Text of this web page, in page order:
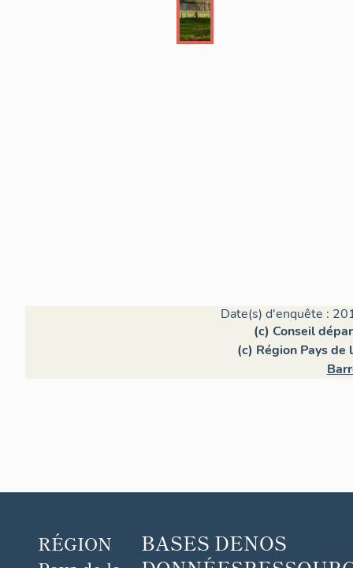
Date(s) d'enquête :
(c) Conseil
(c) Région Pays
RÉGION
BASES DENOS